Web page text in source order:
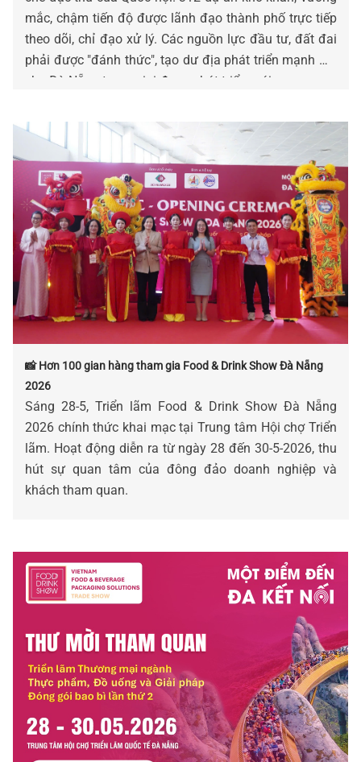
mắc, chậm tiến độ được lãnh đạo thành phố trực tiếp
theo dõi, chỉ đạo xử lý. Các nguồn lực đầu tư, đất đai
phải được "đánh thức", tạo dư địa phát triển mạnh mẽ
cho Đà Nẵng trong giai đoạn phát triển mới.
📸 Hơn 100 gian hàng tham gia Food & Drink Show Đà Nẵng
2026
Sáng 28-5, Triển lãm Food & Drink Show Đà Nẵng
2026 chính thức khai mạc tại Trung tâm Hội chợ Triển
lãm. Hoạt động diễn ra từ ngày 28 đến 30-5-2026, thu
hút sự quan tâm của đông đảo doanh nghiệp và
khách tham quan.